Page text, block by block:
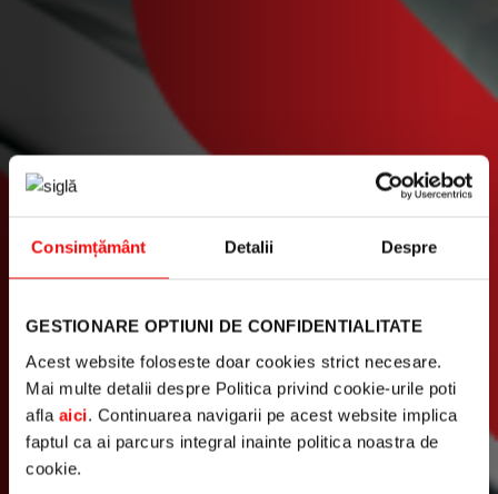
Consimțământ Detalii Despre
GESTIONARE OPTIUNI DE CONFIDENTIALITATE
Acest website foloseste doar cookies strict necesare.
Mai multe detalii despre Politica privind cookie-urile poti
afla aici. Continuarea navigarii pe acest website implica
faptul ca ai parcurs integral inainte politica noastra de
cookie.